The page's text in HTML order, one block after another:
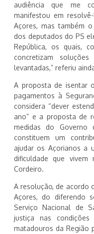
audiência que me
manifestou em
Açores, mas também
dos deputados do PS
República, os quais,
concretizam
levantadas,” referiu
A proposta de isentar
pagamentos à
considera “dever
ano” e a proposta de
medidas do Governo
constituem um
ajudar os Açorianos a
dificuldade que vivem
Cordeiro.
A resolução, de acordo
Açores, do diferendo
Serviço Nacional de
justiça nas
matadouros da Região